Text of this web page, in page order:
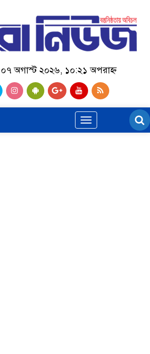
অগাস্ট ২০২৬, ১০:২১ অপরাহ্ন
Toggle
navigation